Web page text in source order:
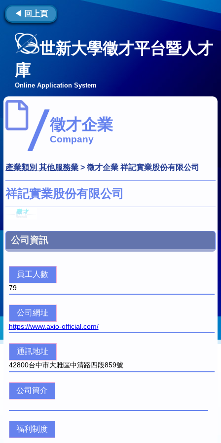
◀ 回上頁
世新大學徵才平台暨人才
庫
Online Application System
徵才企業
Company
產業類別 其他服務業 >徵才企業 祥記實業股份有限公司
祥記實業股份有限公司
公司資訊
員工人數
79
公司網址
https://www.axio-official.com/
通訊地址
42800台中市大雅區中清路四段859號
公司簡介
福利制度